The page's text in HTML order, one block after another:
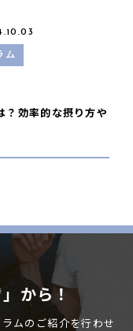
ム
？効率的な摂り方や
」から！
ムのご紹介を行わせ